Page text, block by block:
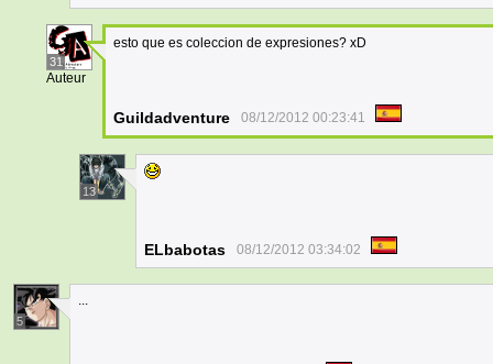
31
Auteur
esto que es coleccion de expresiones? xD
Guildadventure 08/12/2012 00:23:41
13
ELbabotas 08/12/2012 03:34:02
5
...